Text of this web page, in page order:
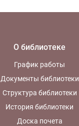
О библиотеке
График работы
Документы библиотеки
Структура библиотеки
История библиотеки
Доска почета